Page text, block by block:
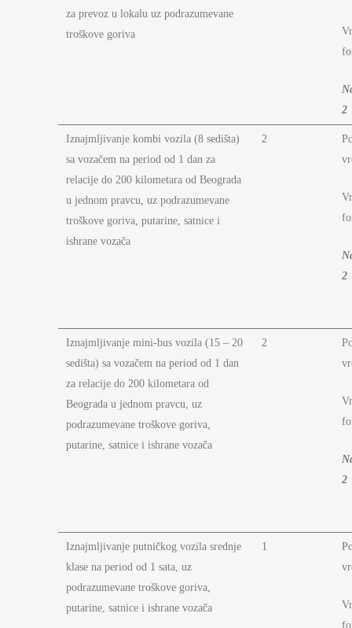
za prevoz u lokalu uz podrazumevane
troškove goriva
2
Iznajmljivanje kombi vozila (8 sedišta)
sa vozačem na period od 1 dan za
relacije do 200 kilometara od Beograda
u jednom pravcu, uz podrazumevane
troškove goriva, putarine, satnice i
ishrane vozača
2
2
Iznajmljivanje mini-bus vozila (15 – 20
sedišta) sa vozačem na period od 1 dan
za relacije do 200 kilometara od
Beograda u jednom pravcu, uz
podrazumevane troškove goriva,
putarine, satnice i ishrane vozača
2
2
Iznajmljivanje putničkog vozila srednje
klase na period od 1 sata, uz
podrazumevane troškove goriva,
putarine, satnice i ishrane vozača
1